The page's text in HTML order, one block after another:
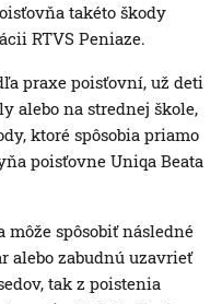
takéto škody
RTVS Peniaze.
praxe poisťovní, už deti
alebo na strednej škole,
ktoré spôsobia priamo
poisťovne Uniqa Beata
môže spôsobiť následné
alebo zabudnú uzavrieť
tak z poistenia